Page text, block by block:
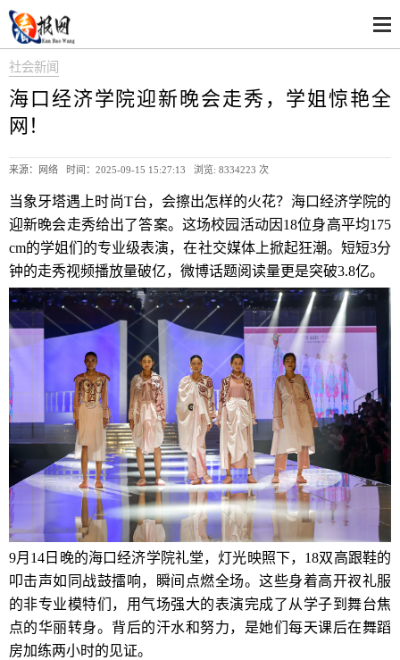
社会新闻
海口经济学院迎新晚会走秀，学姐惊艳全
网！
来源：网络 时间：2025-09-15 15:27:13 浏览: 8334223 次
当象牙塔遇上时尚T台，会擦出怎样的火花？海口经济学院的
迎新晚会走秀给出了答案。这场校园活动因18位身高平均175
cm的学姐们的专业级表演，在社交媒体上掀起狂潮。短短3分
钟的走秀视频播放量破亿，微博话题阅读量更是突破3.8亿。
9月14日晚的海口经济学院礼堂，灯光映照下，18双高跟鞋的
叩击声如同战鼓擂响，瞬间点燃全场。这些身着高开衩礼服
的非专业模特们，用气场强大的表演完成了从学子到舞台焦
点的华丽转身。背后的汗水和努力，是她们每天课后在舞蹈
房加练两小时的见证。